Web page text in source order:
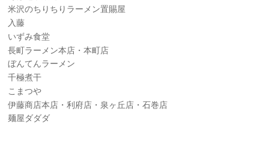
米沢のちりちりラーメン置賜屋
入藤
いずみ食堂
長町ラーメン本店・本町店
ぼんてんラーメン
千極煮干
こまつや
伊藤商店本店・利府店・泉ヶ丘店・石巻店
麺屋ダダダ